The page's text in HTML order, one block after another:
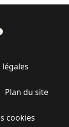
Plan du site
cookies